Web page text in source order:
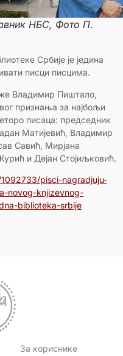
НБС, Фото П.
Србије је једина
писци писцима.
Владимир Пиштало,
признања за најбољи
писаца: председник
Матијевић, Владимир
Савић, Мирјана
и Дејан Стојиљковић.
pisci-nagradjuju-
novog-knjizevnog-
biblioteka-srbije
За кориснике